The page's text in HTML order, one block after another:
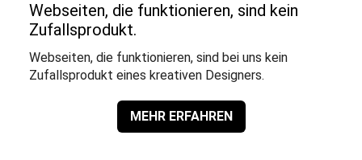
Webseiten, die funktionieren, sind kein
Zufallsprodukt.
Webseiten, die funktionieren, sind bei uns kein
Zufallsprodukt eines kreativen Designers.
MEHR ERFAHREN